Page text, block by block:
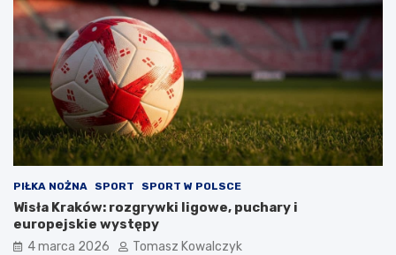
PIŁKA NOŻNA SPORT SPORT W POLSCE
Wisła Kraków: rozgrywki ligowe, puchary i
europejskie występy
4 marca 2026 Tomasz Kowalczyk